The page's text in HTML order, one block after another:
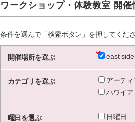
ワークショップ・体験教室 開催
条件を選んで「検索ボタン」を押してくだ
開催場所を選ぶ east side
カテゴリを選ぶ アーテ
ハワイア
曜日を選ぶ 日曜日